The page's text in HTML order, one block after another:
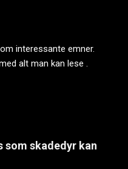
interessante emner.
alt man kan lese .
som skadedyr kan